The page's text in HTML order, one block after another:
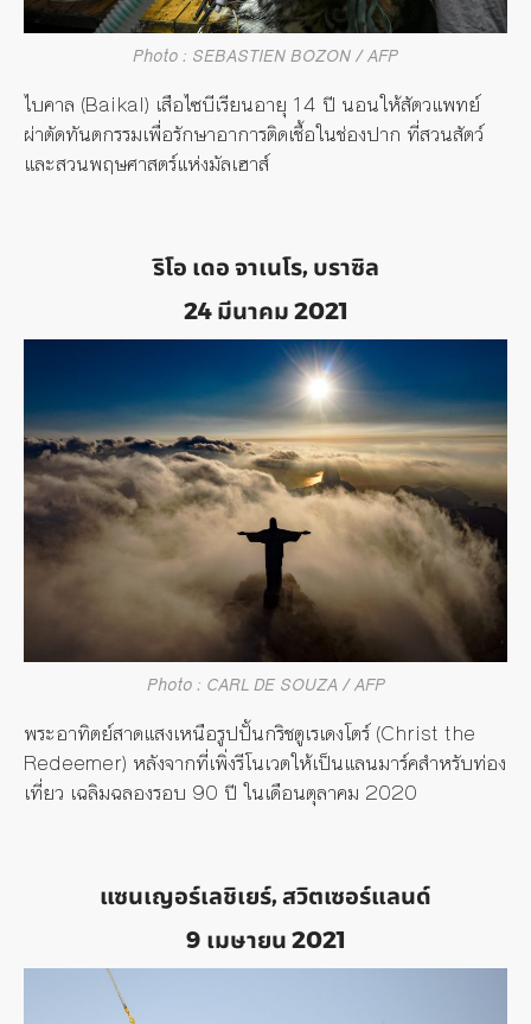
Photo : SEBASTIEN BOZON / AFP
ไบคาล (Baikal) เสือไซบีเรียนอายุ 14 ปี นอนให้สัตวแพทย์
ผ่าตัดทันตกรรมเพื่อรักษาอาการติดเชื้อในช่องปาก ที่สวนสัตว์
และสวนพฤษศาสตร์แห่งมัลเฮาส์
ริโอ เดอ จาเนโร, บราซิล
24 มีนาคม 2021
Photo : CARL DE SOUZA / AFP
พระอาทิตย์สาดแสงเหนือรูปปั้นกริชตูเรเดงโตร์ (Christ the
Redeemer) หลังจากที่เพิ่งรีโนเวตให้เป็นแลนมาร์คสำหรับท่อง
เที่ยว เฉลิมฉลองรอบ 90 ปี ในเดือนตุลาคม 2020
แซนเญอร์เลชิเยร์, สวิตเซอร์แลนด์
9 เมษายน 2021